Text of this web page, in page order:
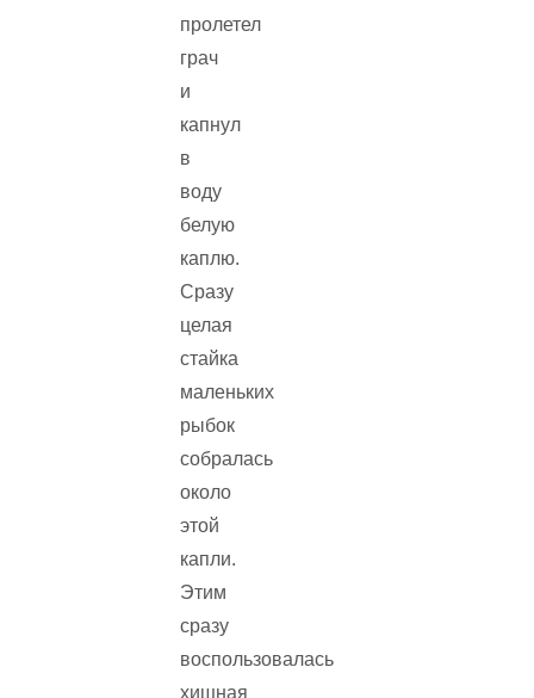
пролетел
грач
и
капнул
в
воду
белую
каплю.
Сразу
целая
стайка
маленьких
рыбок
собралась
около
этой
капли.
Этим
сразу
воспользовалась
хищная